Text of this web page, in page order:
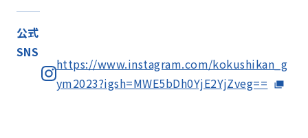
公式
SNS
https://www.instagram.com/kokushikan_g
ym2023?igsh=MWE5bDh0YjE2YjZveg==